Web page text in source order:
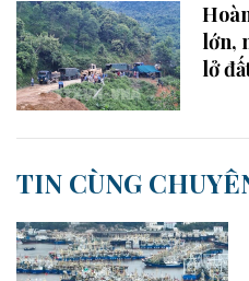
lớn,
lở
TIN CÙNG